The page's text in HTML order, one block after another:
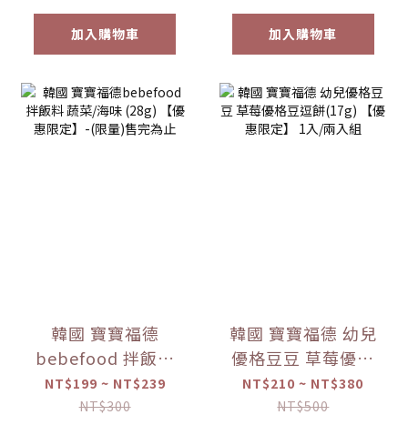
加入購物車 加入購物車
韓國 寶寶福德
bebefood 拌飯料
蔬菜/海味 (28g)
【優惠限定】-(限
NT$199 ~ NT$239
NT$300
韓國 寶寶福德 幼兒
優格豆豆 草莓優格
豆逗餅(17g) 【優惠
限定】 1入/兩入組
NT$210 ~ NT$380
NT$500